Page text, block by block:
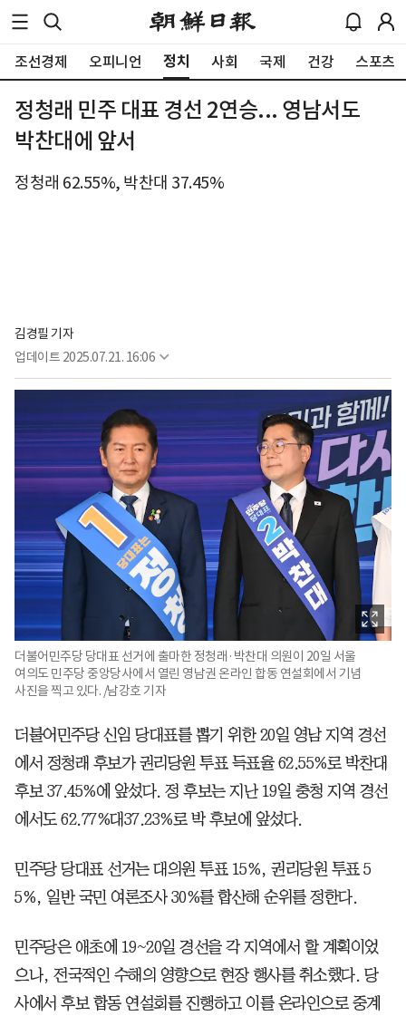
조선경제 오피니언 정치 사회 국제 건강 스포츠
정청래 민주 대표 경선 2연승... 영남서도
박찬대에 앞서
정청래 62.55%, 박찬대 37.45%
김경필 기자
업데이트 2025.07.21. 16:06
더불어민주당 당대표 선거에 출마한 정청래·박찬대 의원이 20일 서울
여의도 민주당 중앙당사에서 열린 영남권 온라인 합동 연설회에서 기념
사진을 찍고 있다. /남강호 기자
더불어민주당 신임 당대표를 뽑기 위한 20일 영남 지역 경선
에서 정청래 후보가 권리당원 투표 득표율 62.55%로 박찬대
후보 37.45%에 앞섰다. 정 후보는 지난 19일 충청 지역 경선
에서도 62.77%대37.23%로 박 후보에 앞섰다.
민주당 당대표 선거는 대의원 투표 15%, 권리당원 투표 5
5%, 일반 국민 여론조사 30%를 합산해 순위를 정한다.
민주당은 애초에 19~20일 경선을 각 지역에서 할 계획이었
으나, 전국적인 수해의 영향으로 현장 행사를 취소했다. 당
사에서 후보 합동 연설회를 진행하고 이를 온라인으로 중계